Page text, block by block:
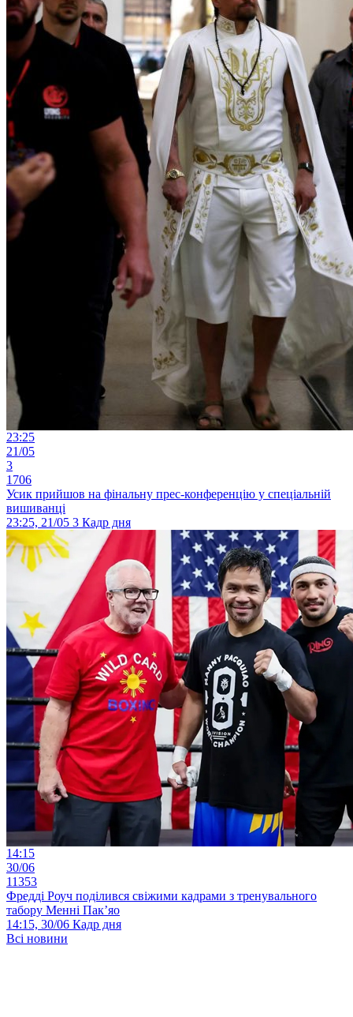
23:25
21/05
3
1706
Усик прийшов на фінальну прес-конференцію у спеціальній
вишиванці
23:25, 21/05 3 Кадр дня
14:15
30/06
11353
Фредді Роуч поділився свіжими кадрами з тренувального
табору Менні Пак’яо
14:15, 30/06 Кадр дня
Всі новини